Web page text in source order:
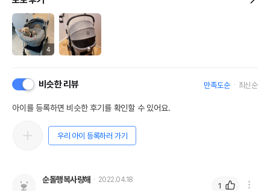
4
비슷한 리뷰 만족도순 최신순
아이를 등록하면 비슷한 후기를 확인할 수 있어요.
우리 아이 등록하러 가기
순돌행복사랑해 2022.04.18
1